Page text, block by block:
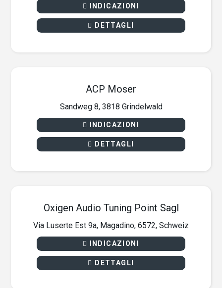
INDICAZIONI
DETTAGLI
ACP Moser
Sandweg 8, 3818 Grindelwald
INDICAZIONI
DETTAGLI
Oxigen Audio Tuning Point Sagl
Via Luserte Est 9a, Magadino, 6572, Schweiz
INDICAZIONI
DETTAGLI